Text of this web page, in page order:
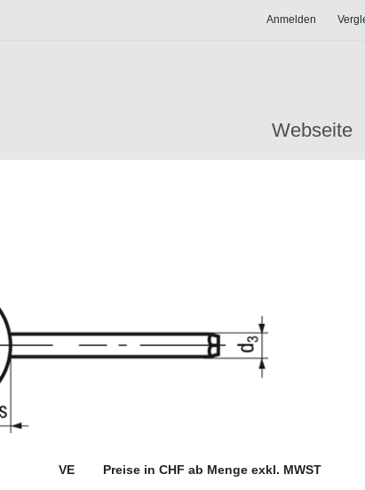
Anmelden
Webseite
VE Preise in CHF ab Menge exkl. MWST